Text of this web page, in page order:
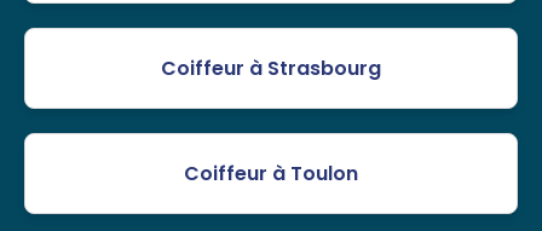
Coiffeur à Strasbourg
Coiffeur à Toulon